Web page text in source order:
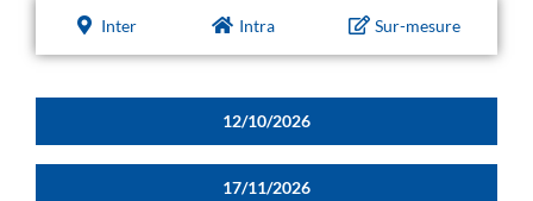
Inter Intra Sur-mesure
12/10/2026
17/11/2026